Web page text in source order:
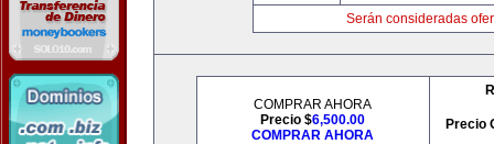
Serán consideradas
COMPRAR AHORA
Precio $6,500.00
COMPRAR AHORA
Precio